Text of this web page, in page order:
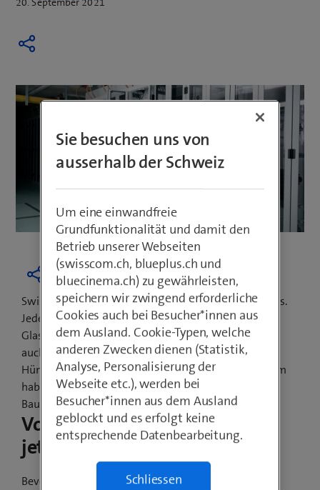
Swisscom baut ihre Breitbandnetze kontinuierlich aus.
Jede Schweizer Gemeinde wird mit
Glasfasertechnologien ausgebaut. Davon profitieren
auch die Einwohnerinnen und Einwohner von
Hüntwangen. Die Gemeindevertretung und Swisscom
haben den Ausbau besprochen. Die ersten sichtbaren
Bauarbeiten beginnen im Winter 2022.
Vorarbeiten beginnen bereits
jetzt
Bevor ab Winter 2022 die Glasfaserkabel verlegt
Sie besuchen uns von
ausserhalb der Schweiz
Um eine einwandfreie
Grundfunktionalität und damit den
Betrieb unserer Webseiten
(swisscom.ch, blueplus.ch und
bluecinema.ch) zu gewährleisten,
speichern wir zwingend erforderliche
Cookies auch bei Besucher*innen aus
dem Ausland. Cookie-Typen, welche
anderen Zwecken dienen (Statistik,
Analyse, Personalisierung der
Webseite etc.), werden bei
Besucher*innen aus dem Ausland
geblockt und es erfolgt keine
entsprechende Datenbearbeitung.
Schliessen